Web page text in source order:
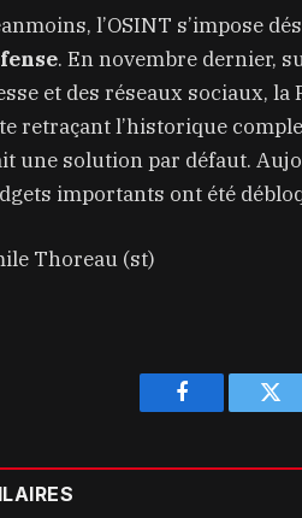
l’OSINT s’impose
. En novembre dernier,
et des réseaux sociaux,
retraçant l’historique
une solution par défaut.
importants ont été
Thoreau (st)
Facebook